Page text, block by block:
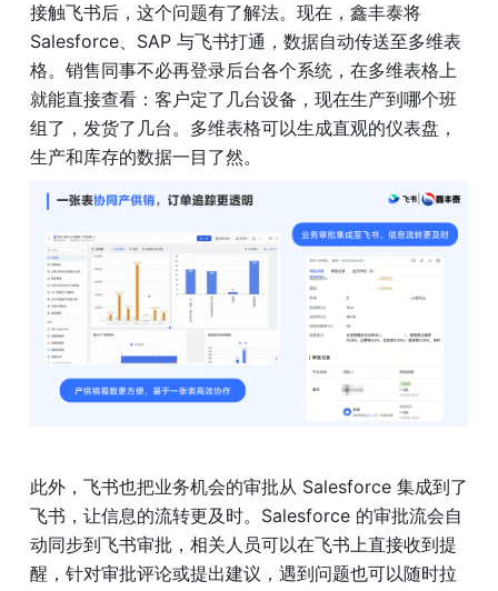
接触飞书后，这个问题有了解法。现在，鑫丰泰将
Salesforce、SAP 与飞书打通，数据自动传送至多维表
格。销售同事不必再登录后台各个系统，在多维表格上
就能直接查看：客户定了几台设备，现在生产到哪个班
组了，发货了几台。多维表格可以生成直观的仪表盘，
生产和库存的数据一目了然。
此外，飞书也把业务机会的审批从 Salesforce 集成到了
飞书，让信息的流转更及时。Salesforce 的审批流会自
动同步到飞书审批，相关人员可以在飞书上直接收到提
醒，针对审批评论或提出建议，遇到问题也可以随时拉